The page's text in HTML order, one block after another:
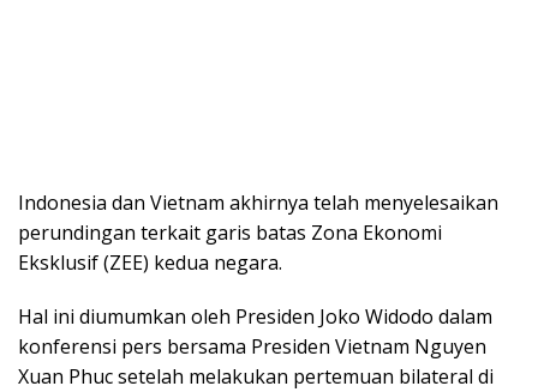
Indonesia dan Vietnam akhirnya telah menyelesaikan
perundingan terkait garis batas Zona Ekonomi
Eksklusif (ZEE) kedua negara.
Hal ini diumumkan oleh Presiden Joko Widodo dalam
konferensi pers bersama Presiden Vietnam Nguyen
Xuan Phuc setelah melakukan pertemuan bilateral di